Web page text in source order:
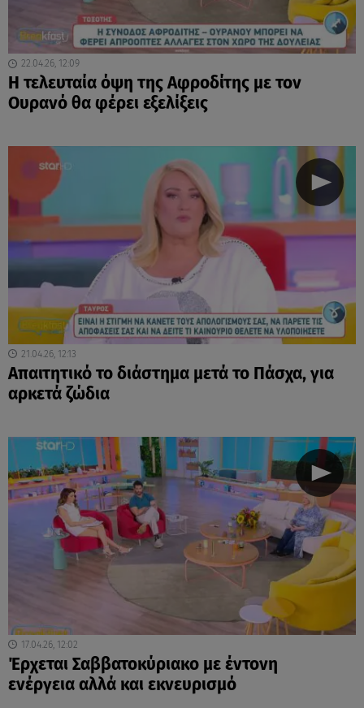
22.04.26, 12:09
Η τελευταία όψη της Αφροδίτης με τον
Ουρανό θα φέρει εξελίξεις
21.04.26, 12:13
Απαιτητικό το διάστημα μετά το Πάσχα, για
αρκετά ζώδια
17.04.26, 12:02
Έρχεται Σαββατοκύριακο με έντονη
ενέργεια αλλά και εκνευρισμό